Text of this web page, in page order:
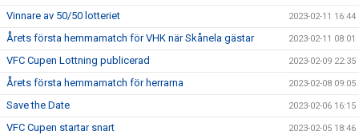
Vinnare av 50/50 lotteriet 2023-02-11 16:44
Årets första hemmamatch för VHK när Skånela gästar 2023-02-11 08:01
VFC Cupen Lottning publicerad 2023-02-09 22:35
Årets första hemmamatch för herrarna 2023-02-08 09:05
Save the Date 2023-02-06 16:15
VFC Cupen startar snart 2023-02-05 18:46